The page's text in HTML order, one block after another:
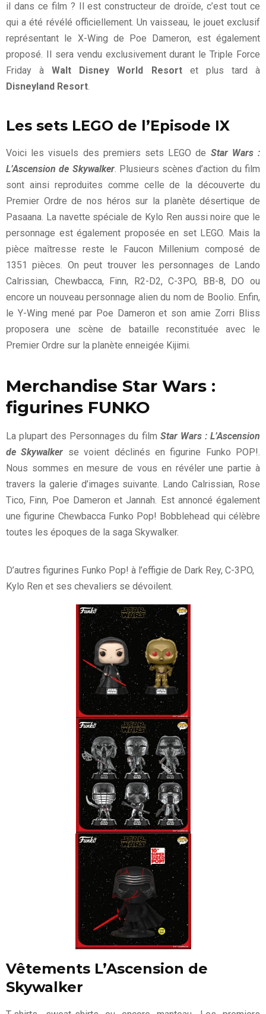
il dans ce film ? Il est constructeur de droïde, c’est tout ce
qui a été révélé officiellement. Un vaisseau, le jouet exclusif
représentant le X-Wing de Poe Dameron, est également
proposé. Il sera vendu exclusivement durant le Triple Force
Friday à Walt Disney World Resortet plus tard à
Disneyland Resort.
Les sets LEGO de l’Episode IX
Voici les visuels des premiers sets LEGO de Star Wars :
L’Ascension de Skywalker. Plusieurs scènes d’action du film
sont ainsi reproduites comme celle de la découverte du
Premier Ordre de nos héros sur la planète désertique de
Pasaana. La navette spéciale de Kylo Ren aussi noire que le
personnage est également proposée en set LEGO. Mais la
pièce maîtresse reste le Faucon Millenium composé de
1351 pièces. On peut trouver les personnages de Lando
Calrissian, Chewbacca, Finn, R2-D2, C-3PO, BB-8, DO ou
encore un nouveau personnage alien du nom de Boolio. Enfin,
le Y-Wing mené par Poe Dameron et son amie Zorri Bliss
proposera une scène de bataille reconstituée avec le
Premier Ordre sur la planète enneigée Kijimi.
Merchandise Star Wars :
figurines FUNKO
La plupart des Personnages du film Star Wars : L’Ascension
de Skywalker se voient déclinés en figurine Funko POP!.
Nous sommes en mesure de vous en révéler une partie à
travers la galerie d’images suivante. Lando Calrissian, Rose
Tico, Finn, Poe Dameron et Jannah. Est annoncé également
une figurine Chewbacca Funko Pop! Bobblehead qui célèbre
toutes les époques de la saga Skywalker.
D’autres figurines Funko Pop! à l’effigie de Dark Rey, C-3PO,
Kylo Ren et ses chevaliers se dévoilent.
Vêtements L’Ascension de
Skywalker